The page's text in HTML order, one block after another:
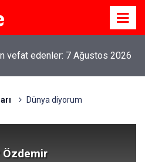
vefat edenler: 7 Ağustos 2026
Dünya diyorum
Özdemir